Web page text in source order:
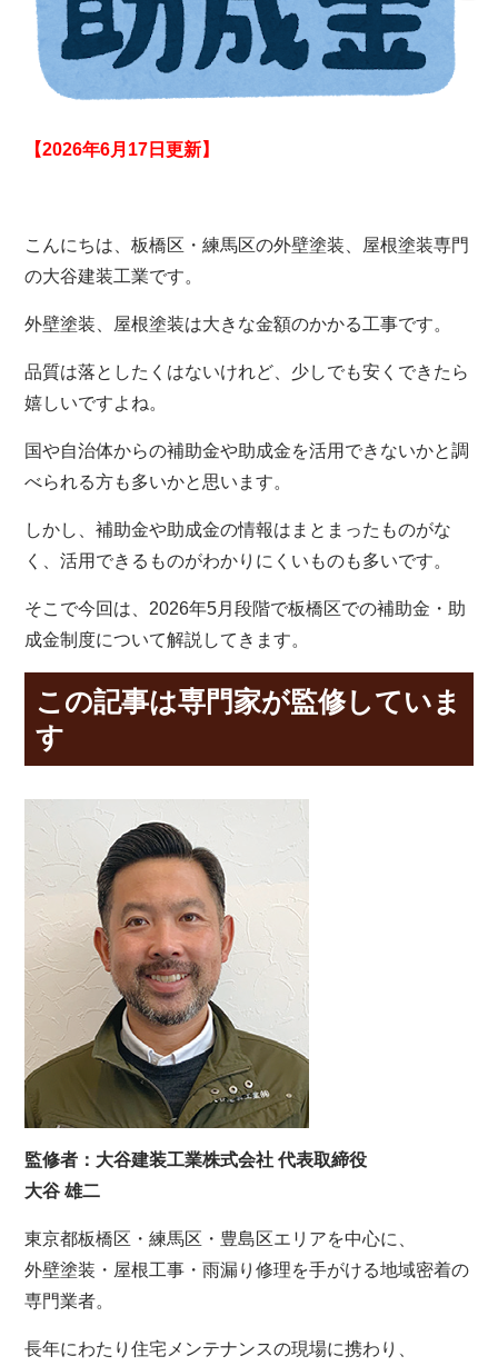
【2026年6月17日更新】
こんにちは、板橋区・練馬区の外壁塗装、屋根塗装専門
の大谷建装工業です。
外壁塗装、屋根塗装は大きな金額のかかる工事です。
品質は落としたくはないけれど、少しでも安くできたら
嬉しいですよね。
国や自治体からの補助金や助成金を活用できないかと調
べられる方も多いかと思います。
しかし、補助金や助成金の情報はまとまったものがな
く、活用できるものがわかりにくいものも多いです。
そこで今回は、 2026年5月段階で板橋区での補助金・助
成金制度について解説してきます。
この記事は専門家が監修していま
す
監修者：大谷建装工業株式会社 代表取締役
大谷 雄二
東京都板橋区・練馬区・豊島区エリアを中心に、
外壁塗装・屋根工事・雨漏り修理を手がける地域密着の
専門業者。
長年にわたり住宅メンテナンスの現場に携わり、